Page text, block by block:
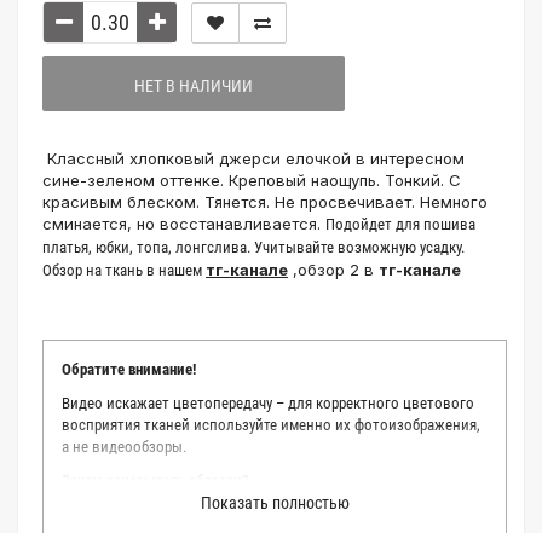
НЕТ В НАЛИЧИИ
Классный хлопковый джерси елочкой в интересном
сине-зеленом оттенке. Креповый наощупь. Тонкий. С
красивым блеском. Тянется. Не просвечивает. Немного
сминается, но восстанавливается. Подойдет для пошива
платья, юбки, топа, лонгслива. Учитывайте возможную усадку.
Обзор на ткань в нашем тг-канале ,обзор 2 в тг-канале
Обратите внимание!
Видео искажает цветопередачу – для корректного цветового
восприятия тканей используйте именно их фотоизображения,
а не видеообзоры.
Мы делаем все возможное, чтобы точно описать цвет каждой
Показать полностью